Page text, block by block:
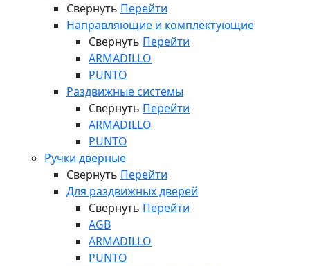
Свернуть Перейти
Направляющие и комплектующие
Свернуть Перейти
ARMADILLO
PUNTO
Раздвижные системы
Свернуть Перейти
ARMADILLO
PUNTO
Ручки дверные
Свернуть Перейти
Для раздвижных дверей
Свернуть Перейти
AGB
ARMADILLO
PUNTO